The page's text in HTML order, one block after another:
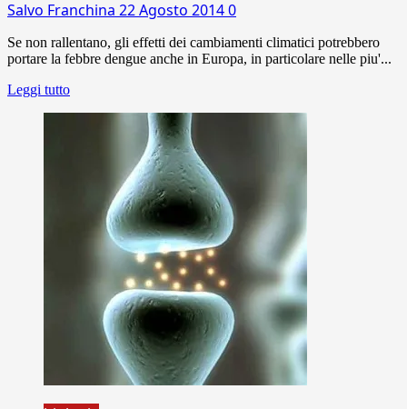
Salvo Franchina 22 Agosto 20140
Se non rallentano, gli effetti dei cambiamenti climatici potrebbero
portare la febbre dengue anche in Europa, in particolare nelle piu'...
Leggi tutto